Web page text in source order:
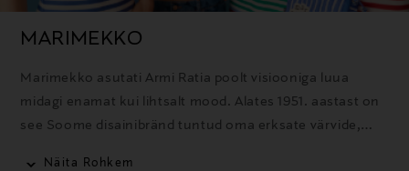
MARIMEKKO
Marimekko asutati Armi Ratia poolt visiooniga luua
midagi enamat kui lihtsalt mood. Alates 1951. aastast on
see Soome disainibränd tuntud oma erksate värvide,
Näita Rohkem